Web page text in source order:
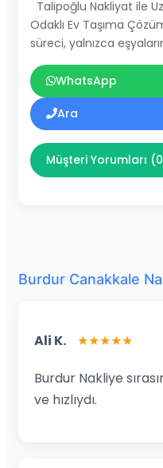
Talipoğlu Nakliyat ile
Odaklı Ev Taşıma
süreci, yalnızca
WhatsApp
Ara
Müşteri Yorumları
Burdur Canakkale
Ali K. ★★★★★
Burdur Nakliye
ve hızlıydı.